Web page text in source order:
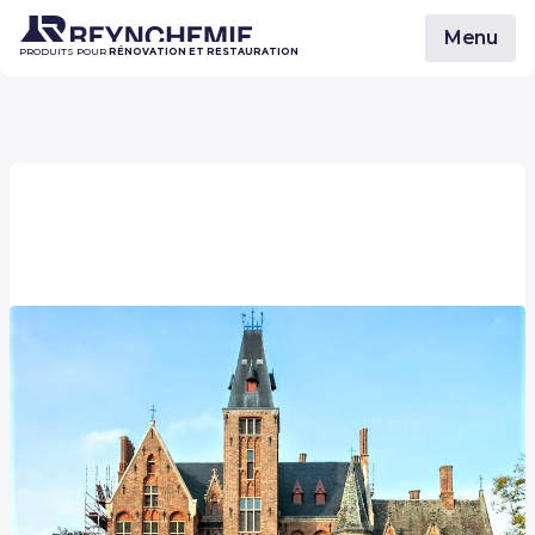
PRODUITS POUR RÉNOVATION ET RESTAURATION
Menu